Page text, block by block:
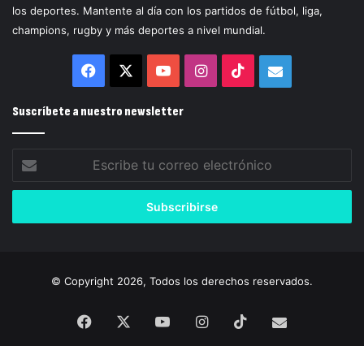
los deportes. Mantente al día con los partidos de fútbol, liga,
champions, rugby y más deportes a nivel mundial.
Facebook YouTubeInstagram
TikTokCorreo
Suscríbete a nuestro newsletter
correo
© Copyright 2026, Todos los derechos reservados.
Facebook YouTubeInstagram
TikTokCorreo